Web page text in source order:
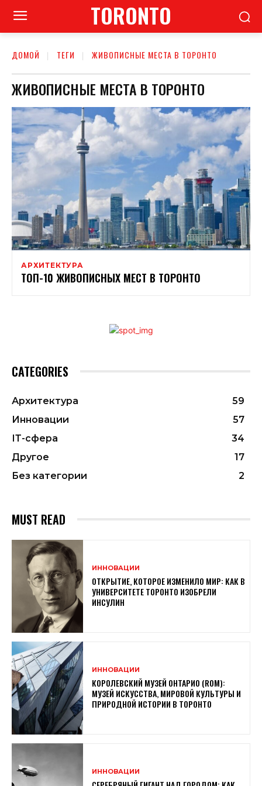
TORONTO
ДОМОЙ ТЕГИ ЖИВОПИСНЫЕ МЕСТА В ТОРОНТО
ЖИВОПИСНЫЕ МЕСТА В ТОРОНТО
АРХИТЕКТУРА
ТОП-10 ЖИВОПИСНЫХ МЕСТ В ТОРОНТО
CATEGORIES
Архитектура
59
Инновации
57
ІТ-сфера
34
Другое
17
Без категории
2
MUST READ
ИННОВАЦИИ
ОТКРЫТИЕ, КОТОРОЕ ИЗМЕНИЛО МИР: КАК В
УНИВЕРСИТЕТЕ ТОРОНТО ИЗОБРЕЛИ
ИНСУЛИН
ИННОВАЦИИ
КОРОЛЕВСКИЙ МУЗЕЙ ОНТАРИО (ROM):
МУЗЕЙ ИСКУССТВА, МИРОВОЙ КУЛЬТУРЫ И
ПРИРОДНОЙ ИСТОРИИ В ТОРОНТО
ИННОВАЦИИ